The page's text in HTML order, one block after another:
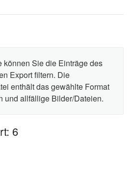
können Sie die Einträge des
Export filtern. Die
enthält das gewählte Format
und allfällige Bilder/Dateien.
6